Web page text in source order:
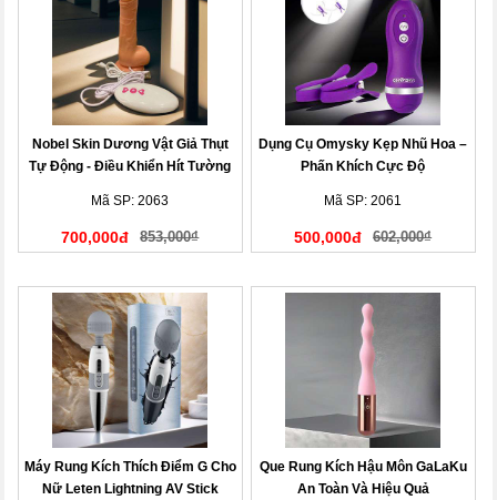
Nobel Skin Dương Vật Giả Thụt
Tự Động - Điều Khiển Hít Tường
Mã SP: 2063
700,000đ 853,000₫
Dụng Cụ Omysky Kẹp Nhũ Hoa –
Phấn Khích Cực Độ
Mã SP: 2061
500,000đ 602,000₫
Máy Rung Kích Thích Điểm G Cho
Nữ Leten Lightning AV Stick
Que Rung Kích Hậu Môn GaLaKu
An Toàn Và Hiệu Quả